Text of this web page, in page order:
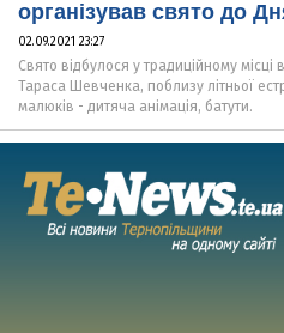
організував свято до
02.09.2021 23:27
Свято відбулося у традиційному місці
Тараса Шевченка, поблизу літньої
малюків - дитяча анімація, батути.